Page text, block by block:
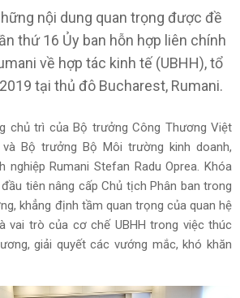
nội dung quan trọng được đề
thứ 16 Ủy ban hỗn hợp liên chính
về hợp tác kinh tế (UBHH), tổ
tại thủ đô Bucharest, Rumani.
chủ trì của Bộ trưởng Công Thương Việt
Bộ trưởng Bộ Môi trường kinh doanh,
nghiệp Rumani Stefan Radu Oprea. Khóa
tiên nâng cấp Chủ tịch Phân ban trong
khẳng định tầm quan trọng của quan hệ
vai trò của cơ chế UBHH trong việc thúc
giải quyết các vướng mắc, khó khăn